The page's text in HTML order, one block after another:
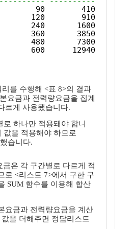
90        410
120        910
240       1600
360       3850
480       7300
600      12940
를 수행해 <표 8>의 결과
요금과 전력량요금을 집계
르게 사용됐습니다.
로 하나만 적용돼야 합니
값을 적용해야 하므로
습니다.
금은 각 구간별로 다르게 적
로 <리스트 7>에서 구한 구
SUM 함수를 이용해 합산
요금과 전력량요금을 계산
을 더해주면 정답리스트